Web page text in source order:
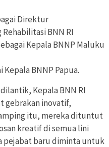
Direktur
BNN RI
Kepala BNNP Maluku
Kepala BNNP Papua.
Kepala BNN RI
gebrakan inovatif,
itu, mereka dituntut
kreatif di semua lini
pejabat baru diminta untuk